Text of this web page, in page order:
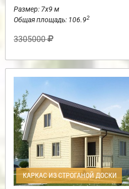
Размер: 7х9 м
Общая площадь: 106.92
3305000
КАРКАС ИЗ СТРОГАНОЙ ДОСКИ